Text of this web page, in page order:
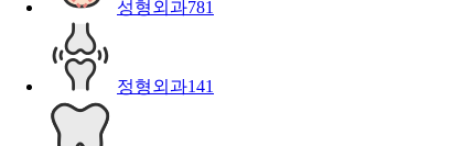
성형외과781
정형외과141